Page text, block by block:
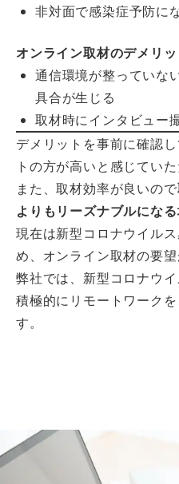
非対面で感染症予防に
オンライン取材のデメリッ
通信環境が整っていな
具合が生じる
取材時にインタビュー
デメリットを事前に確認
トの方が高いと感じてい
また、取材効率が良いので
よりもリーズナブルになる
現在は新型コロナウイル
め、オンライン取材の要望
弊社では、新型コロナウ
積極的にリモートワーク
す。